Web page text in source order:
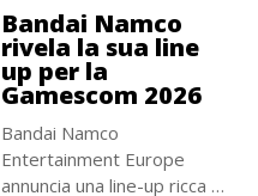
Bandai Namco
rivela la sua line
up per la
Gamescom 2026
Bandai Namco
Entertainment Europe
annuncia una line-up ricca di